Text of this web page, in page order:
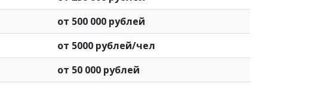
от 500 000 рублей
от 5000 рублей/чел
от 50 000 рублей